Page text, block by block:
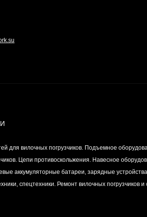
для вилочных погрузчиков. Подъемное
Цепи противоскольжения. Навесное
аккумуляторные батареи, зарядные
спецтехники. Ремонт вилочных погрузчиков и